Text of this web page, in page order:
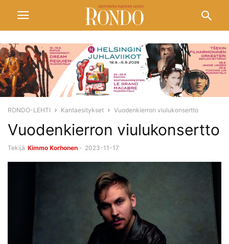
RONDO-LEHTI Kantaesitykset Vuodenkierron viulukonsertto
Vuodenkierron viulukonsertto
Tekijä Kimmo Korhonen - 2023-11-17